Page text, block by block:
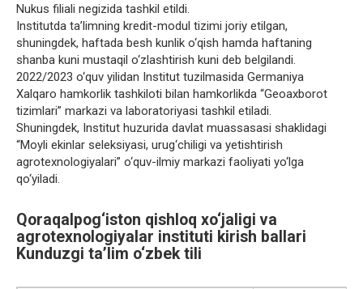
Nukus filiali negizida tashkil etildi.
Institutda taʼlimning kredit-modul tizimi joriy etilgan,
shuningdek, haftada besh kunlik o‘qish hamda haftaning
shanba kuni mustaqil o‘zlashtirish kuni deb belgilandi.
2022/2023 o‘quv yilidan Institut tuzilmasida Germaniya
Xalqaro hamkorlik tashkiloti bilan hamkorlikda “Geoaxborot
tizimlari” markazi va laboratoriyasi tashkil etiladi.
Shuningdek, Institut huzurida davlat muassasasi shaklidagi
“Moyli ekinlar seleksiyasi, urug‘chiligi va yetishtirish
agrotexnologiyalari” o‘quv-ilmiy markazi faoliyati yo‘lga
qo‘yiladi.
Qoraqalpog‘iston qishloq xo‘jaligi va
agrotexnologiyalar instituti kirish ballari
Kunduzgi ta’lim o‘zbek tili